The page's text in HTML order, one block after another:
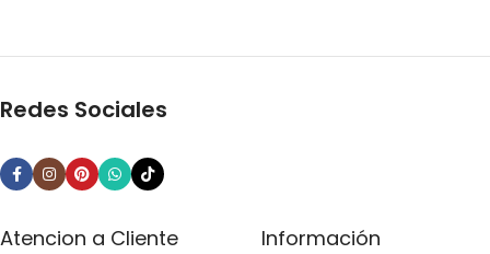
Redes Sociales
Atencion a Cliente Información